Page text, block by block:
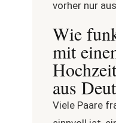
vorher nur
Wie
mit
aus
Viele Paare